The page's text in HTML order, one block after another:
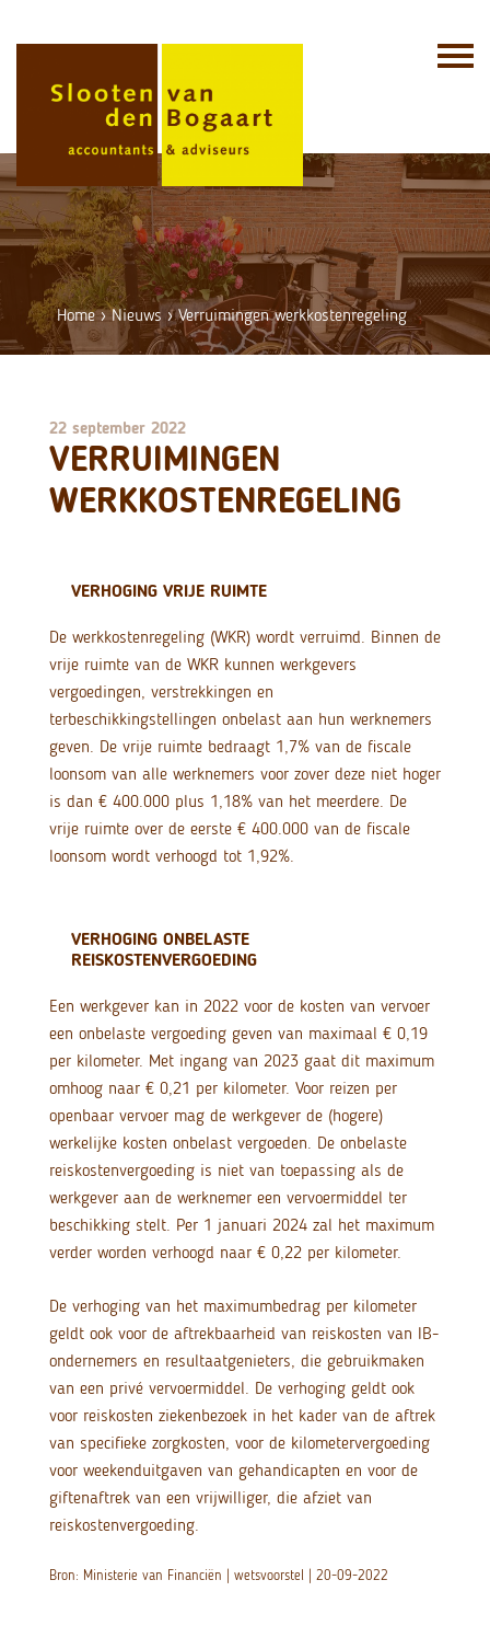
Home›Nieuws ›Verruimingen werkkostenregeling
22 september 2022
VERRUIMINGEN
WERKKOSTENREGELING
VERHOGING VRIJE RUIMTE
De werkkostenregeling (WKR) wordt verruimd. Binnen de
vrije ruimte van de WKR kunnen werkgevers
vergoedingen, verstrekkingen en
terbeschikkingstellingen onbelast aan hun werknemers
geven. De vrije ruimte bedraagt 1,7% van de fiscale
loonsom van alle werknemers voor zover deze niet hoger
is dan € 400.000 plus 1,18% van het meerdere. De
vrije ruimte over de eerste € 400.000 van de fiscale
loonsom wordt verhoogd tot 1,92%.
VERHOGING ONBELASTE
REISKOSTENVERGOEDING
Een werkgever kan in 2022 voor de kosten van vervoer
een onbelaste vergoeding geven van maximaal € 0,19
per kilometer. Met ingang van 2023 gaat dit maximum
omhoog naar € 0,21 per kilometer. Voor reizen per
openbaar vervoer mag de werkgever de (hogere)
werkelijke kosten onbelast vergoeden. De onbelaste
reiskostenvergoeding is niet van toepassing als de
werkgever aan de werknemer een vervoermiddel ter
beschikking stelt. Per 1 januari 2024 zal het maximum
verder worden verhoogd naar € 0,22 per kilometer.
De verhoging van het maximumbedrag per kilometer
geldt ook voor de aftrekbaarheid van reiskosten van IB-
ondernemers en resultaatgenieters, die gebruikmaken
van een privé vervoermiddel. De verhoging geldt ook
voor reiskosten ziekenbezoek in het kader van de aftrek
van specifieke zorgkosten, voor de kilometervergoeding
voor weekenduitgaven van gehandicapten en voor de
giftenaftrek van een vrijwilliger, die afziet van
reiskostenvergoeding.
Bron: Ministerie van Financiën | wetsvoorstel | 20-09-2022